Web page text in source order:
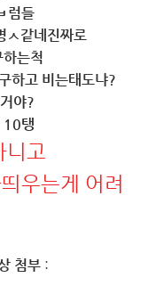
럼들
ㅅ같네진짜로
는척
하고 비는태도냐?
야?
10탱
고
우는게 어려
첨부 :